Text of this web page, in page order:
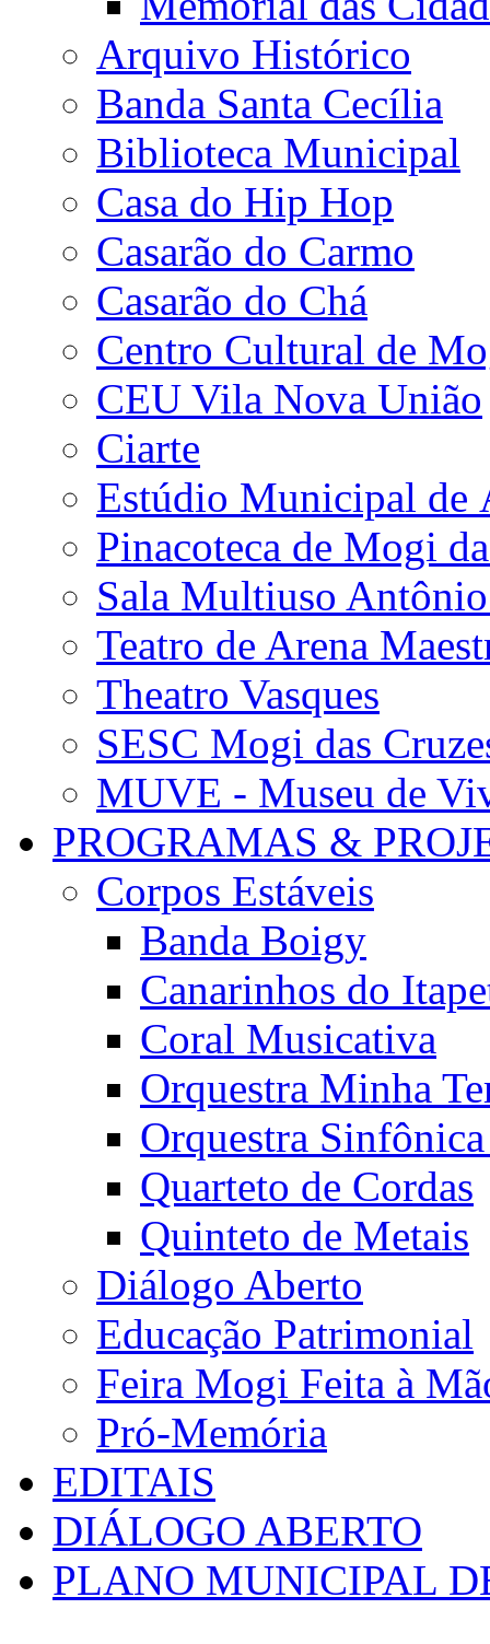
Arquivo Histórico
Banda Santa Cecília
Biblioteca Municipal
Casa do Hip Hop
Casarão do Carmo
Casarão do Chá
Centro Cultural de
CEU Vila Nova União
Ciarte
Estúdio Municipal de
Pinacoteca de Mogi
Sala Multiuso
Teatro de Arena
Theatro Vasques
SESC Mogi das
MUVE - Museu de
PROGRAMAS &
Corpos Estáveis
Banda Boigy
Canarinhos do
Coral Musicativa
Orquestra Minha
Orquestra
Quarteto de Cordas
Quinteto de Metais
Diálogo Aberto
Educação Patrimonial
Feira Mogi Feita à
Pró-Memória
EDITAIS
DIÁLOGO ABERTO
PLANO MUNICIPAL